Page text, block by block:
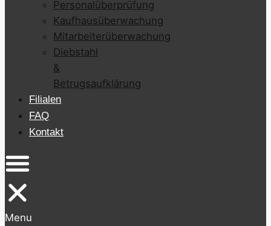
Personalüberprüfung
Kaufhausüberwachung
Mitarbeiterüberwachung
Diebstahl
&
Betrugsaufklärung
Filialen
FAQ
Kontakt
Menu